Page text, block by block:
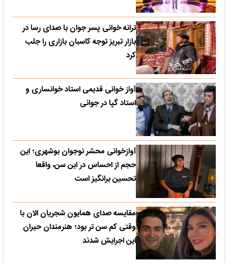
ترانه خوانی پسر جوان با صدای رسا در
بازار تبریز توجه کاسبان بازاری را جلب
کرد
آواز خوانی قدیمی استاد خوانساری و
استاد گپا در جوانی
آوازخوانی محشر نوجوان بوشهری؛ این
حجم از احساس در این سن، واقعا
تحسین‌ برانگیز است
مقایسه صدای همایون شجریان الان با
وقتی کم سن تر بود؛ هنرمندان حیران
این اجرایش شدند